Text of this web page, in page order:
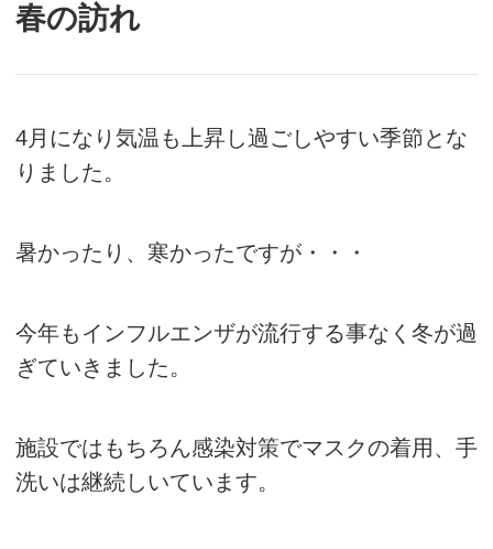
春の訪れ
4月になり気温も上昇し過ごしやすい季節とな
りました。
暑かったり、寒かったですが・・・
今年もインフルエンザが流行する事なく冬が過
ぎていきました。
施設ではもちろん感染対策でマスクの着用、手
洗いは継続しいています。